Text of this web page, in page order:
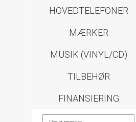
HOVEDTELEFONER
MÆRKER
MUSIK (VINYL/CD)
TILBEHØR
FINANSIERING